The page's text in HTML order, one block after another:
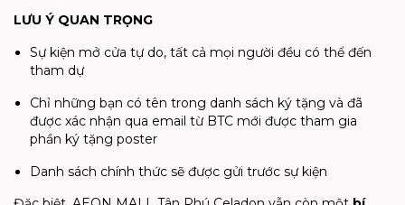
LƯU Ý QUAN TRỌNG
Sự kiện mở cửa tự do, tất cả mọi người đều có thể đến
tham dự
Chỉ những bạn có tên trong danh sách ký tặng và đã
được xác nhận qua email từ BTC mới được tham gia
phần ký tặng poster
Danh sách chính thức sẽ được gửi trước sự kiện